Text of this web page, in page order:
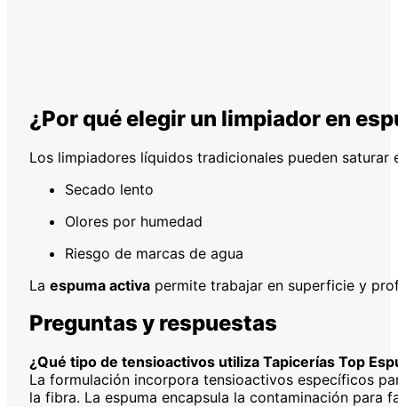
¿Por qué elegir un limpiador en
Los limpiadores líquidos tradicionales pueden saturar
Secado lento
Olores por humedad
Riesgo de marcas de agua
La espuma activa permite trabajar en superficie y
Preguntas y respuestas
¿Qué tipo de tensioactivos utiliza Tapicerías Top
La formulación incorpora tensioactivos específicos
la fibra. La espuma encapsula la contaminación